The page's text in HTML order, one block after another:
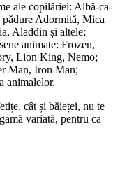
ale copilăriei: Albă-ca-
pădure Adormită, Mica
Aladdin și altele;
animate: Frozen,
Lion King, Nemo;
Man, Iron Man;
animalelor.
cât și băieței, nu te
variată, pentru ca